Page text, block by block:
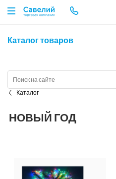
Каталог товаров
Каталог
НОВЫЙ ГОД